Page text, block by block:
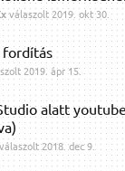
válaszolt2019. okt 30.
fordítás
2019. ápr 15.
alatt
2018. dec 9.